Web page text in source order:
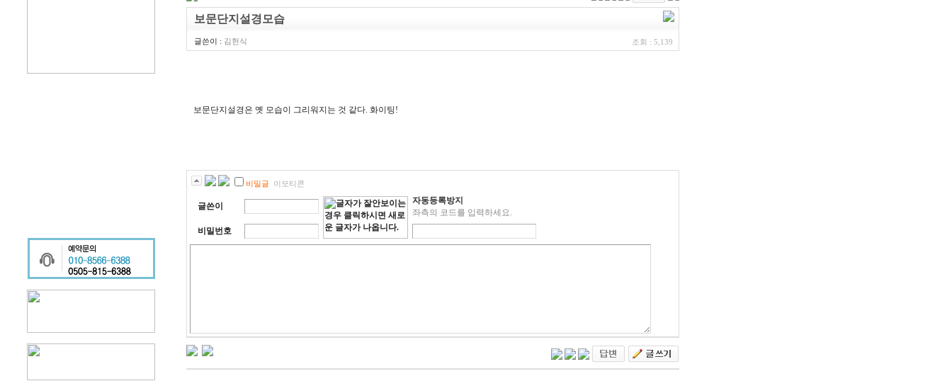
보문단지설경모습
글쓴이 : 김헌식 조회 : 5,139
보문단지설경은 옛 모습이 그리워지는 것 같다. 화이팅!
비밀글 이모티콘
글쓴이
자동등록방지
좌측의 코드를 입력하세요.
비밀번호